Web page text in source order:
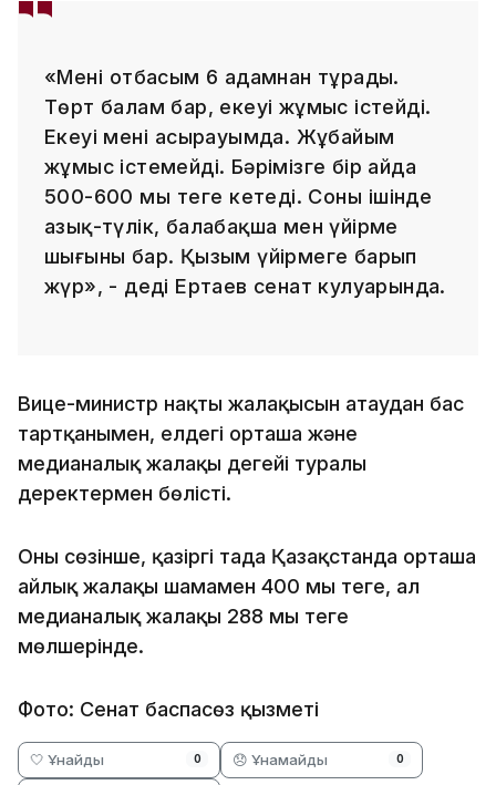
«Менің отбасым 6 адамнан тұрады.
Төрт балам бар, екеуі жұмыс істейді.
Екеуі менің асырауымда. Жұбайым
жұмыс істемейді. Бәрімізге бір айда
500-600 мың теңге кетеді. Соның ішінде
азық-түлік, балабақша мен үйірме
шығыны бар. Қызым үйірмеге барып
жүр», - деді Ертаев сенат кулуарында.
Вице-министр нақты жалақысын атаудан бас
тартқанымен, елдегі орташа және
медианалық жалақы деңгейі туралы
деректермен бөлісті.
Оның сөзінше, қазіргі таңда Қазақстанда орташа
айлық жалақы шамамен 400 мың теңге, ал
медианалық жалақы 288 мың теңге
мөлшерінде.
Фото: Сенат баспасөз қызметі
🤍 Ұнайды 0 😞 Ұнамайды 0